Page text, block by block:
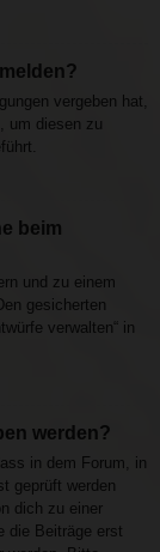
vergeben hat,
um diesen zu
beim
und zu einem
gesicherten
verwalten“ in
werden?
in dem Forum, in
geprüft werden
dich zu einer
die Beiträge erst